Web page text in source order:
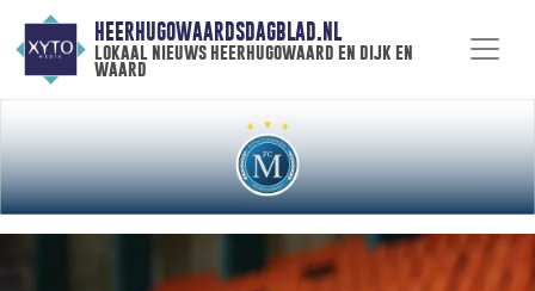
HEERHUGOWAARDSDAGBLAD.NL
lokaal nieuws heerhugowaard en dijk en
waard